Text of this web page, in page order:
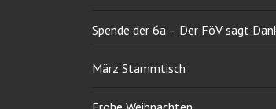
Spende der 6a – Der FöV sagt
März Stammtisch